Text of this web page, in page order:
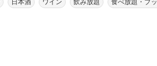
日本酒 ワイン 飲み放題 食べ放題・ブ